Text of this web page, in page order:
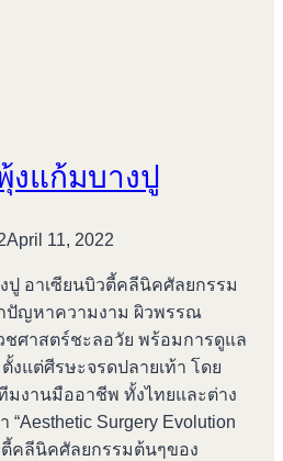
งแก้มบางปู
April 11, 2022
ปู อาเซียนบิวตี้คลีนิคศัลยกรรม
ปัญหาความงาม ผิวพรรณ
ชศาสตร์ชะลอวัย พร้อมการดูแล
งแต่ศีรษะจรดปลายเท้า โดย
มงานมืออาชีพ ทั้งไทยและต่าง
“Aesthetic Surgery Evolution
ตี้คลีนิคศัลยกรรมต้นๆของ